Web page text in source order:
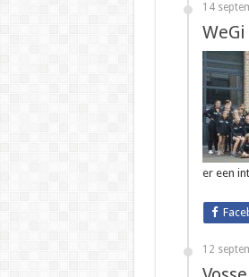
14
er een
12